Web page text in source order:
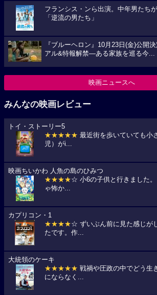
フランシス・ンら出演。中年男たち
「逆流の男たち」
『ブルーヘロン』10月23日(金)公開
アル&特報解禁―ある家族を巡る今...
映画ニュースへ
みんなの映画レビュー
トイ・ストーリー5
★★★★★ 最近街を歩いていても小
児）がi...
映画ちいかわ 人魚の島のひみつ
★★★★☆ 小6の子供と行きました
ゃ怖か...
カプリコン・1
★★★★☆ ずいぶん前に見た感じが
たです。作...
大統領のケーキ
★★★★★ 戦禍や圧政の中でどう生
にならなく...